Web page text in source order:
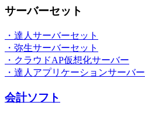
サーバーセット
・達人サーバーセット
・弥生サーバーセット
・クラウドAP仮想化サーバー
・達人アプリケーションサーバー
会計ソフト